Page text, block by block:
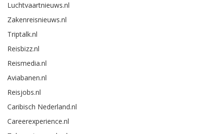
Luchtvaartnieuws.nl
Zakenreisnieuws.nl
Triptalk.nl
Reisbizz.nl
Reismedia.nl
Aviabanen.nl
Reisjobs.nl
Caribisch Nederland.nl
Careerexperience.nl